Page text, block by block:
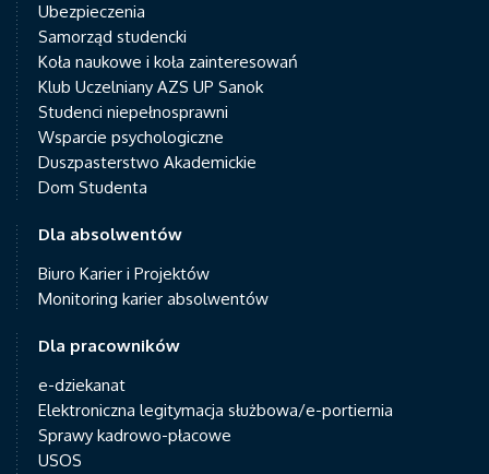
Ubezpieczenia
Samorząd studencki
Koła naukowe i koła zainteresowań
Klub Uczelniany AZS UP Sanok
Studenci niepełnosprawni
Wsparcie psychologiczne
Duszpasterstwo Akademickie
Dom Studenta
Dla absolwentów
Biuro Karier i Projektów
Monitoring karier absolwentów
Dla pracowników
e-dziekanat
Elektroniczna legitymacja służbowa/e-portiernia
Sprawy kadrowo-płacowe
USOS